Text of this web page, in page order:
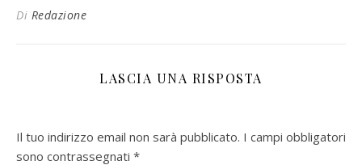
Di Redazione
LASCIA UNA RISPOSTA
Il tuo indirizzo email non sarà pubblicato. I campi obbligatori
sono contrassegnati *